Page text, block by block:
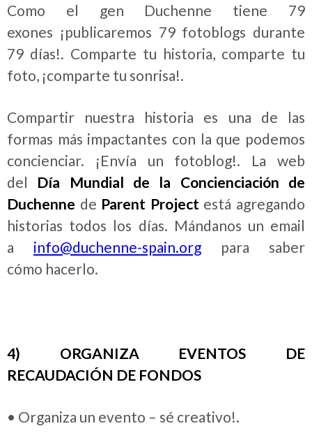
Como el gen Duchenne tiene 79
exones ¡publicaremos 79 fotoblogs durante
79 días!. Comparte tu historia, comparte tu
foto, ¡comparte tu sonrisa!.
Compartir nuestra historia es una de las
formas más impactantes con la que podemos
concienciar. ¡Envía un fotoblog!. La web
del Día Mundial de la Concienciación de
Duchenne de Parent Project está agregando
historias todos los días. Mándanos un email
a info@duchenne-spain.org para saber
cómo hacerlo.
4) ORGANIZA EVENTOS DE
RECAUDACIÓN DE FONDOS
• Organiza un evento – sé creativo!.